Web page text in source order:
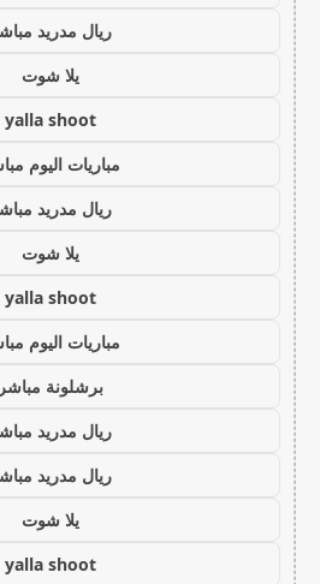
ريال مدريد
يلا شوت
yalla shoot
مباريات اليوم
ريال مدريد
يلا شوت
yalla shoot
مباريات اليوم
برشلونة مباشر
ريال مدريد
ريال مدريد
يلا شوت
yalla shoot